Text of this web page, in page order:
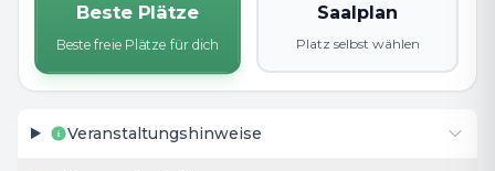
Beste Plätze
Beste freie Plätze für dich
Saalplan
Platz selbst wählen
Veranstaltungshinweise